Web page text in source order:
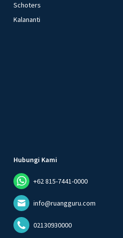
Schoters
Kalananti
Hubungi Kami
+62 815-7441-0000
info@ruangguru.com
02130930000